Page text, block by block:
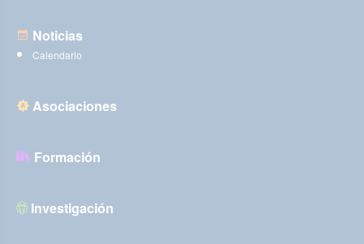
Noticias
Calendario
Asociaciones
Formación
Investigación